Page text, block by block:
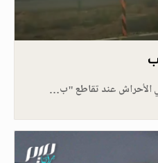
الأحراش عند تقاطع "ب…